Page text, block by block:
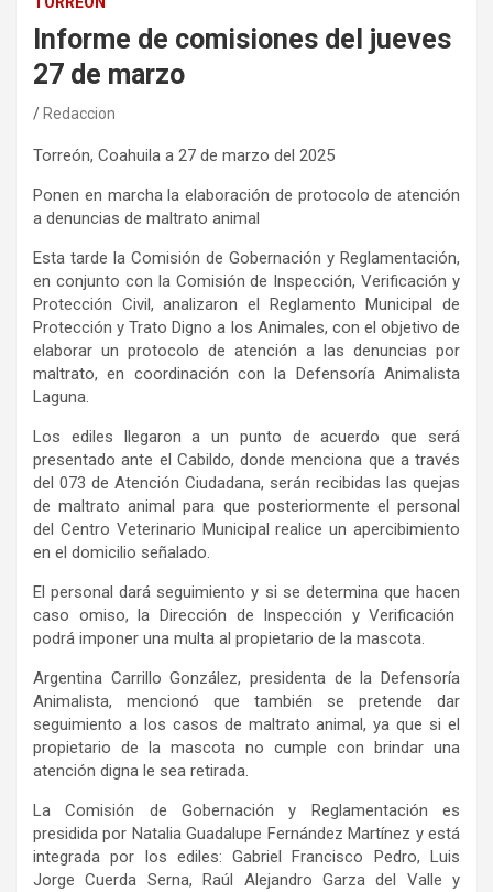
Informe de comisiones del jueves
27 de marzo
Redaccion
Torreón, Coahuila a 27 de marzo de 2025
Ponen en marcha la elaboración de protocolo de atención
a denuncias de maltrato animal
Esta tarde la Comisión de Gobernación y Reglamentación,
en conjunto con la Comisión de Inspección, Verificación y
Protección Civil, analizaron el Reglamento Municipalde
Protección y Trato Digno a los Animales, con el objetivo de
elaborar un protocolo de atención a las denuncias por
maltrato, en coordinación con la Defensoría Animalista
Laguna.
Los ediles llegaron a un punto de acuerdo que será
presentado ante el Cabildo, dondemenciona que a través
del 073 de Atención Ciudadana, serán recibidas las quejas
de maltrato animal para que posteriormente el
personal
del Centro Veterinario Municipal realice un apercibimiento
en el domicilio señalado.
El personal dará seguimiento y si se determina que hacen
caso omiso, la Dirección de Inspección y Verificación
podrá imponer una multa al propietario de la mascota.
Argentina Carrillo González, presidenta de la Defensoría
Animalista, mencionó que también se pretende dar
seguimiento a los casos de maltrato animal, ya que si el
propietario de la mascota no cumple con brindar una
atención digna le sea retirada.
La Comisión de Gobernación y Reglamentación es
presidida por Natalia Guadalupe Fernández Martínez y está
integrada por los ediles: Gabriel Francisco Pedro, Luis
Jorge Cuerda Serna,
Raúl Alejandro Garza del Valle y